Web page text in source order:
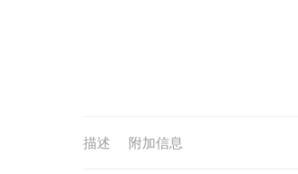
描述 附加信息